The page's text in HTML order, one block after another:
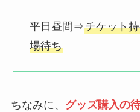
平日昼間⇒チケット
場待ち
ちなみに、 グッズ購入の